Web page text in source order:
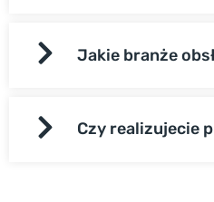
Jakie branże
Czy realizujecie